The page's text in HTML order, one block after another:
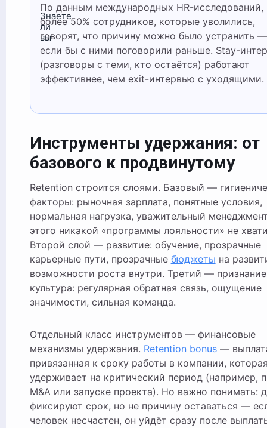
Знаете
ли
вы
По данным международных HR-исследований,
более 50% сотрудников, которые уволились,
говорят, что причину можно было устранить —
если бы с ними поговорили раньше. Stay-
(разговоры с теми, кто остаётся) работают
эффективнее, чем exit-интервью с уходящими.
Инструменты удержания: от
базового к продвинутому
Retention строится слоями. Базовый —
факторы: рыночная зарплата, понятные условия,
нормальная нагрузка, уважительный
этого никакой «программы лояльности» не
Второй слой — развитие: обучение, прозрачные
карьерные пути, прозрачные бюджеты на
возможности роста внутри. Третий —
культура: регулярная обратная связь, ощущение
значимости, сильная команда.
Отдельный класс инструментов — финансовые
механизмы удержания. Retention bonus—
привязанная к сроку работы в компании,
удерживает на критический период (например,
M&A или запуске проекта). Но важно понимать:
фиксируют срок, но не причину оставаться —
человек несчастен, он уйдёт сразу после